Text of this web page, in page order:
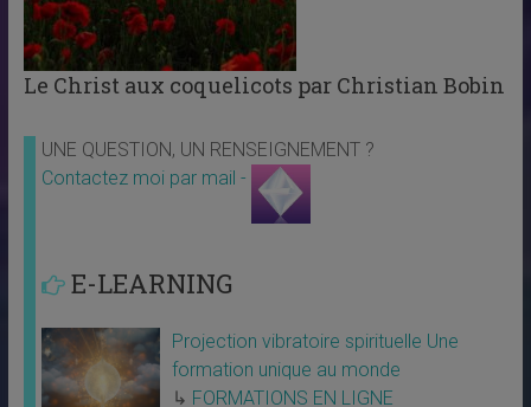
Le Christ aux coquelicots par Christian Bobin
UNE QUESTION, UN RENSEIGNEMENT ?
Contactez moi par mail -
E-LEARNING
Projection vibratoire spirituelle Une
formation unique au monde
↳ FORMATIONS EN LIGNE